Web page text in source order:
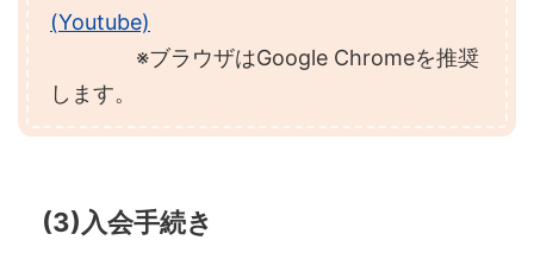
(Youtube)
※ブラウザはGoogle Chromeを推奨
します。
(3)入会手続き